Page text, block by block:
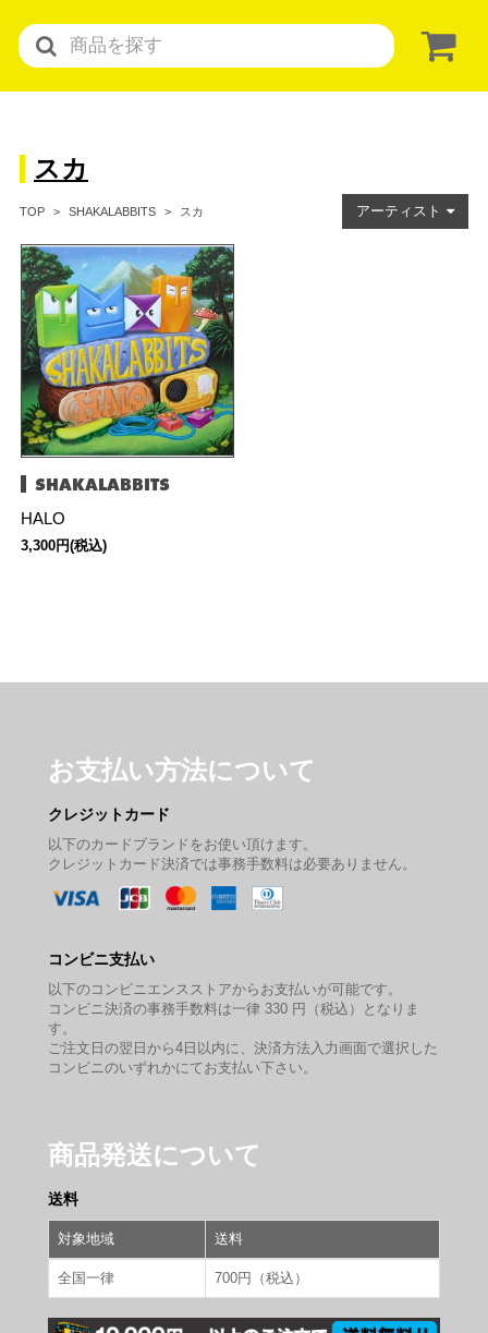
スカ
TOP SHAKALABBITS スカ アーティスト
SHAKALABBITS
HALO
3,300円(税込)
お支払い方法について
クレジットカード
以下のカードブランドをお使い頂けます。
クレジットカード決済では事務手数料は必要ありません。
コンビニ支払い
以下のコンビニエンスストアからお支払いが可能です。
コンビニ決済の事務手数料は一律 330 円（税込）となりま
す。
ご注文日の翌日から4日以内に、決済方法入力画面で選択した
コンビニのいずれかにてお支払い下さい。
商品発送について
送料
対象地域 送料
全国一律 700円（税込）